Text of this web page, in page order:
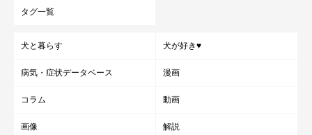
タグ一覧
犬と暮らす 犬が好き♥
病気・症状データベース 漫画
コラム 動画
画像 解説